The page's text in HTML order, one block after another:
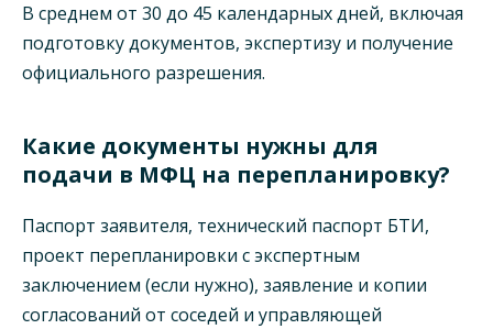
В среднем от 30 до 45 календарных дней, включая
подготовку документов, экспертизу и получение
официального разрешения.
Какие документы нужны для
подачи в МФЦ на перепланировку?
Паспорт заявителя, технический паспорт БТИ,
проект перепланировки с экспертным
заключением (если нужно), заявление и копии
согласований от соседей и управляющей